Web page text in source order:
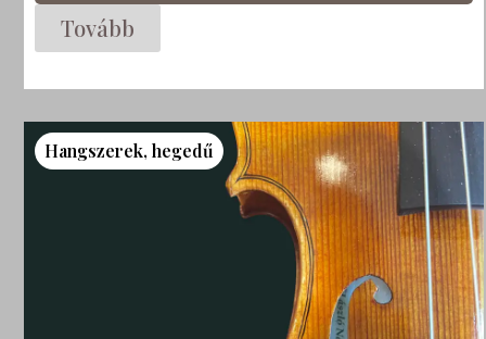
Tovább
Hangszerek,hegedű